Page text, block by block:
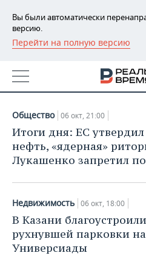
Вы были автоматически
версию.
Перейти на полную версию
РЕГИОНЫ
БАШКОРТОСТАН
УДМУРТИЯ
НОВОСТИ
НОВОСТИ АНАЛИТИКИ
ДЕКЛАРАЦИИ О ДОХОДАХ
КОРОЛИ ГОСЗАКАЗА ПФО
ВУЗЫ ТАТАРСТАНА
КОМУ ПРИНАДЛЕЖАТ
ТОРГОВЫЕ ЦЕНТРЫ
ЭКОНОМИКА
НОВОСТИ ЭКОНОМИКИ
ФИНАНСЫ
БЮДЖЕТ
ПРОМЫШЛЕННОСТЬ
НОВОСТИ
АГРОПРОМ
МАШИНОСТРОЕНИЕ
НЕДВИЖИМОСТЬ
НОВОСТИ НЕДВИЖИМОСТИ
НОВОСТИ АВТО
БИЗНЕС
06.10.2022
Общество 06 окт, 21:00
Итоги дня: ЕС
нефть, «ядерная»
Лукашенко запретил
Недвижимость 06 окт, 18:00
В Казани
рухнувшей парковки
Универсиады